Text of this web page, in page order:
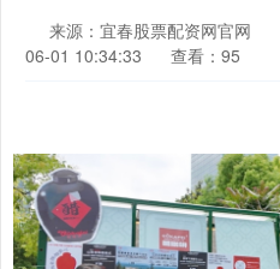
来源：宜春股票配资网官网
06-01 10:34:33
查看：95